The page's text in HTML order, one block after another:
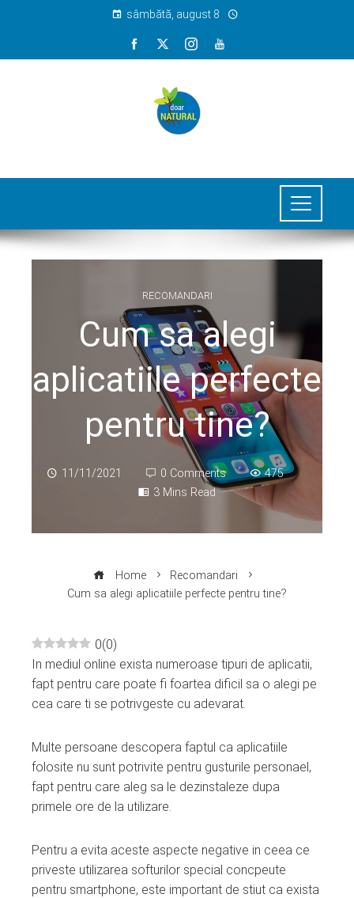
sâmbătă, august 8
RECOMANDARI
Cum sa alegi
aplicatiile perfecte
pentru tine?
11/11/2021 0 Comments
475
3 Mins Read
Home
Recomandari
Cum sa alegi aplicatiile perfecte pentru tine?
0(0)
In mediul online exista numeroase tipuri de aplicatii,
fapt pentru care poate fi foartea dificil sa o alegi pe
cea care ti se potrivgeste cu adevarat.
Multe persoane descopera faptul ca aplicatiile
folosite nu sunt potrivite pentru gusturile personael,
fapt pentru care aleg sa le dezinstaleze dupa
primele ore de la utilizare.
Pentru a evita aceste aspecte negative in ceea ce
priveste utilizarea softurilor special concpeute
pentru smartphone, este important de stiut ca exista